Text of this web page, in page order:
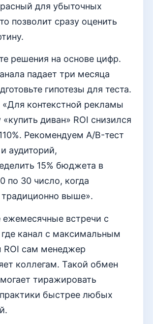
для убыточных
позволит сразу оценить
решения на основе цифр.
падает три месяца
гипотезы для теста.
контекстной рекламы
«купить диван» ROI снизился
Рекомендуем A/B-тест
аудиторий,
15% бюджета в
по 30 число, когда
традиционно выше».
ежемесячные встречи с
канал с максимальным
ROI сам менеджер
коллегам. Такой обмен
тиражировать
быстрее любых